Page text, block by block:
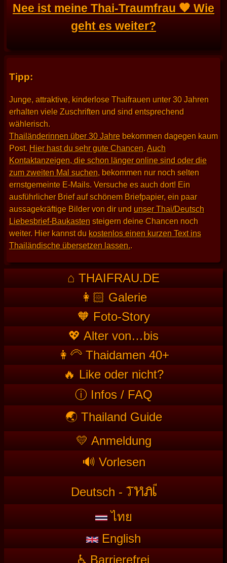
Nee ist meine Thai-Traumfrau 🧡 Wie
geht es weiter?
Tipp:
Junge, attraktive, kinderlose Thaifrauen unter 30 Jahren
erhalten viele Zuschriften und sind entsprechend
wählerisch.
Thailänderinnen über 30 Jahre bekommen dagegen kaum
Post. Hier hast du sehr gute Chancen. Auch
Kontaktanzeigen, die schon länger online sind oder die
zum zweiten Mal suchen, bekommen nur noch selten
ernstgemeinte E-Mails. Versuche es auch dort! Ein
ausführlicher Brief auf schönem Briefpapier, ein paar
aussagekräftige Bilder von dir und unser Thai/Deutsch
Liebesbrief-Baukasten steigern deine Chancen noch
weiter. Hier kannst du kostenlos einen kurzen Text ins
Thailändische übersetzen lassen..
⌂ THAIFRAU.DE
👩🏻 Galerie
🧡 Foto-Story
💖 Alter von…bis
👩‍🦳 Thaidamen 40+
🔥 Like oder nicht?
ⓘ Infos / FAQ
🌏 Thailand Guide
💛 Anmeldung
🔊 Vorlesen
Deutsch - THAI
ไทย
English
♿ Barrierefrei